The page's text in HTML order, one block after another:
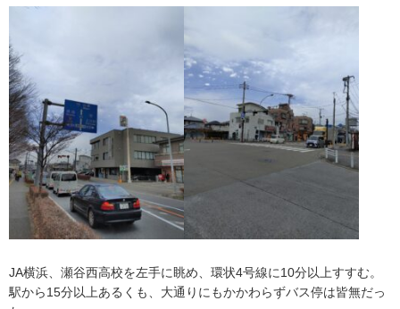
JA横浜、瀬谷西高校を左手に眺め、環状4号線に10分以上すすむ。
駅から15分以上あるくも、大通りにもかかわらずバス停は皆無だっ